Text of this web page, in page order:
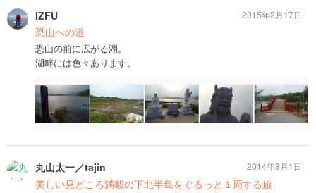
IZFU
恐山への道
恐山の前に広がる湖。
湖畔には色々あります。
2015年2月17日
丸山太一／tajin
美しい見どころ満載の下北半島をぐるっと１周する旅
2014年8月1日